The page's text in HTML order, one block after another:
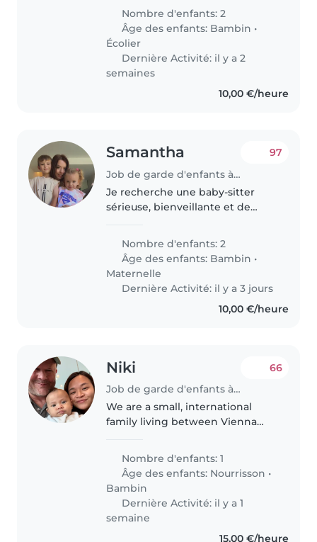
timide. Il passe la plupart de son
temps à lire et à s'occuper de sa
sœur. Et Jennah..
Nombre d'enfants: 2
Âge des enfants: Bambin •
Écolier
Dernière Activité: il y a 2
semaines
10,00 €/heure
Samantha
Job de garde d'enfants à Fréjus
97
Je recherche une baby-sitter
sérieuse, bienveillante et de
enfants âgés de 4 ans et 2 ans.
Les besoins concerneront des
horaires..
Nombre d'enfants: 2
Âge des enfants: Bambin •
Maternelle
Dernière Activité: il y a 3 jours
10,00 €/heure
Niki
Job de garde d'enfants à Fréjus
66
We are a small, international
family living between Vienna
Kate (33, Filipina) are the proud
parents of our first child,
Stanislaus, who is five..
Nombre d'enfants: 1
Âge des enfants: Nourrisson •
Bambin
Dernière Activité: il y a 1
semaine
15,00 €/heure